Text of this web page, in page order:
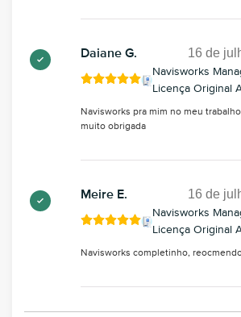
Daiane G. 16 de
Navisworks
Licença Original
Navisworks pra mim no meu
muito obrigada
Meire E. 16 de
Navisworks
Licença Original
Navisworks completinho,